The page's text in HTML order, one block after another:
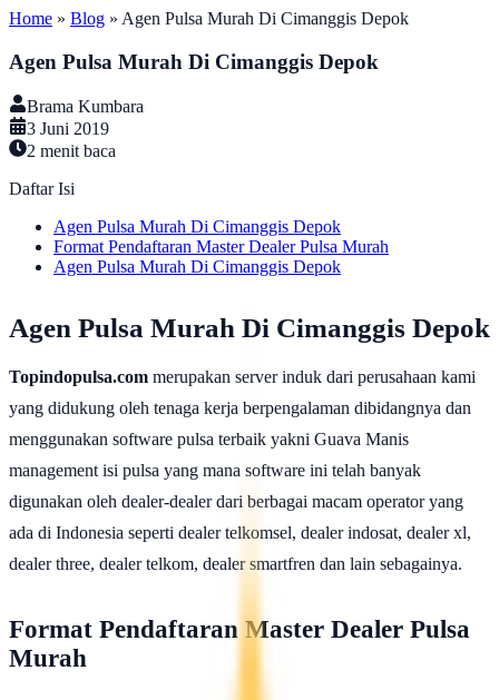
Home » Blog » Agen Pulsa Murah Di Cimanggis Depok
Agen Pulsa Murah Di Cimanggis Depok
Brama Kumbara
3 Juni 2019
2 menit baca
Daftar Isi
Agen Pulsa Murah Di Cimanggis Depok
Format Pendaftaran Master Dealer Pulsa Murah
Agen Pulsa Murah Di Cimanggis Depok
Agen Pulsa Murah Di Cimanggis Depok
Topindopulsa.com merupakan server induk dari perusahaan kami
yang didukung oleh tenaga kerja berpengalaman dibidangnya dan
menggunakan software pulsa terbaik yakni Guava Manis
management isi pulsa yang mana software ini telah banyak
digunakan oleh dealer-dealer dari berbagai macam operator yang
ada di Indonesia seperti dealer telkomsel, dealer indosat, dealer xl,
dealer three, dealer telkom, dealer smartfren dan lain sebagainya.
Format Pendaftaran Master Dealer Pulsa
Murah